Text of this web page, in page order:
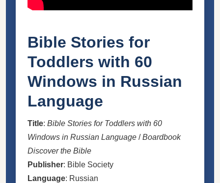
Bible Stories for
Toddlers with 60
Windows in Russian
Language
Title: Bible Stories for Toddlers with 60
Windows in Russian Language /Boardbook
Discover the Bible
Publisher: Bible Society
Language: Russian